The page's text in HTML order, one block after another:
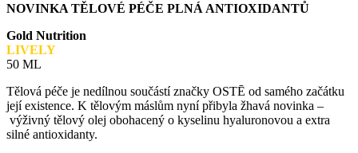
NOVINKA TĚLOVÉ PÉČE PLNÁ ANTIOXIDANTŮ
Gold Nutrition
LIVELY
50 ML
Tělová péče je nedílnou součástí značky OSTĒ od samého začátku
její existence. K tělovým máslům nyní přibyla žhavá novinka –
výživný tělový olej obohacený o kyselinu hyaluronovou a extra
silné antioxidanty.